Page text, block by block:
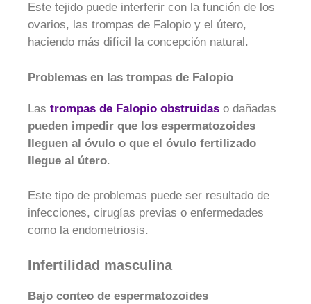
Este tejido puede interferir con la función de los
ovarios, las trompas de Falopio y el útero,
haciendo más difícil la concepción natural.
Problemas en las trompas de Falopio
Las trompas de Falopio obstruidas o dañadas
pueden impedir que los espermatozoides
lleguen al óvulo o que el óvulo fertilizado
llegue al útero.
Este tipo de problemas puede ser resultado de
infecciones, cirugías previas o enfermedades
como la endometriosis.
Infertilidad masculina
Bajo conteo de espermatozoides